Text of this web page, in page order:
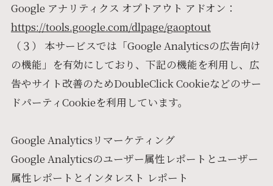
Google アナリティクス オプトアウト アドオン：
https://tools.google.com/dlpage/gaoptout
（３） 本サービスでは「Google Analyticsの広告向け
の機能」を有効にしており、下記の機能を利用し、広
告やサイト改善のためDoubleClick Cookieなどのサー
ドパーティCookieを利用しています。
Google Analyticsリマーケティング
Google Analyticsのユーザー属性レポートとユーザー
属性レポートとインタレスト レポート